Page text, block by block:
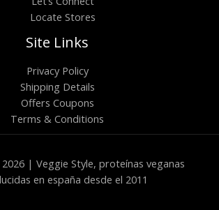
Locate Stores
Site Links
Privacy Policy
Shipping Details
Offers Coupons
Terms & Conditions
| Veggie Style, proteínas veganas
en españa desde el 2011